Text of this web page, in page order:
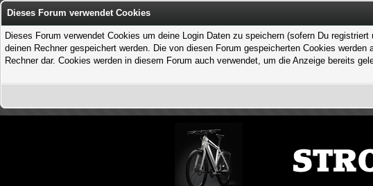
Dieses Forum verwendet Cookies
Dieses Forum verwendet Cookies um deine Login Daten zu speichern (sofern Du
deinen Rechner gespeichert werden. Die von diesen Forum gespeicherten Cookies
Rechner dar. Cookies werden in diesem Forum auch verwendet, um die Anzeige bereits